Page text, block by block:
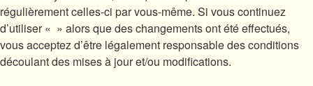
régulièrement celles-ci par vous-même. Si vous continuez
d’utiliser « » alors que des changements ont été effectués,
vous acceptez d’être légalement responsable des conditions
découlant des mises à jour et/ou modifications.